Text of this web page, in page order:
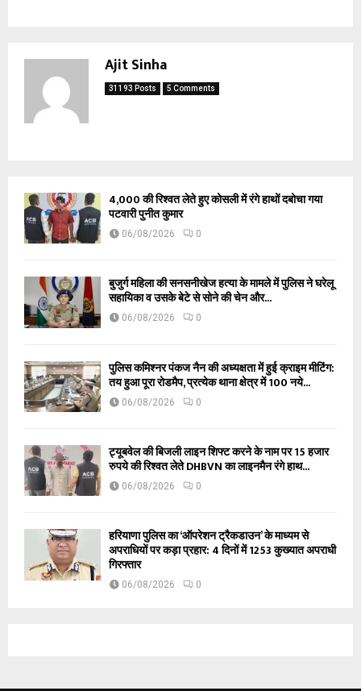
Ajit Sinha
31193 Posts 5 Comments
₹4,000 की रिश्वत लेते हुए कोसली में रंगे हाथों दबोचा गया
पटवारी पुनीत कुमार
06/08/2026 0
बुजुर्ग महिला की सनसनीखेज हत्या के मामले में पुलिस ने घरेलू
सहायिका व उसके बेटे से सोने की चेन और...
06/08/2026 0
पुलिस कमिश्नर पंकज नैन की अध्यक्षता में हुई क्राइम मीटिंग:
तय हुआ पूरा रोडमैप, प्रत्येक थाना क्षेत्र में 100 नये...
06/08/2026 0
ट्यूबवेल की बिजली लाइन शिफ्ट करने के नाम पर 15 हजार
रुपये की रिश्वत लेते DHBVN का लाइनमैन रंगे हाथ...
06/08/2026 0
हरियाणा पुलिस का ‘ऑपरेशन ट्रैकडाउन’ के माध्यम से
अपराधियों पर कड़ा प्रहार: 4 दिनों में 1253 कुख्यात अपराधी
गिरफ्तार
06/08/2026 0